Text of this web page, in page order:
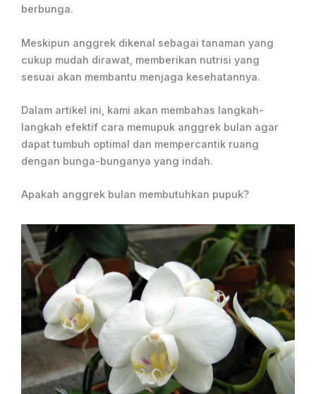
berbunga.
Meskipun anggrek dikenal sebagai tanaman yang
cukup mudah dirawat, memberikan nutrisi yang
sesuai akan membantu menjaga kesehatannya.
Dalam artikel ini, kami akan membahas langkah-
langkah efektif cara memupuk anggrek bulan agar
dapat tumbuh optimal dan mempercantik ruang
dengan bunga-bunganya yang indah.
Apakah anggrek bulan membutuhkan pupuk?